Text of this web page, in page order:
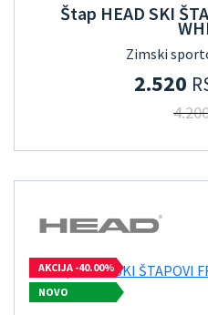
Štap HEAD SKI
Zimski
2.520
AKCIJA -40.00%
NOVO